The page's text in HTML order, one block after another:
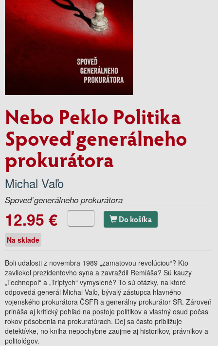
Nebo Peklo Politika
Spoveď generálneho
prokurátora
Michal Vaľo
Spoveď generálneho prokurátora
12.95 € Do košíka
Na sklade
Boli udalosti z novembra 1989 „zamatovou revolúciou“? Kto
zavliekol prezidentovho syna a zavraždil Remiáša? Sú kauzy
„Technopol“ a „Triptych“ vymyslené? To sú otázky, na ktoré
odpovedá generál Michal Vaľo, bývalý zástupca hlavného
vojenského prokurátora ČSFR a generálny prokurátor SR. Zároveň
prináša aj kritický pohľad na postoje politikov a vlastný osud počas
rokov pôsobenia na prokuratúrach. Dej sa často približuje
detektívke, no kniha nepochybne zaujme aj historikov, právnikov a
politológov.